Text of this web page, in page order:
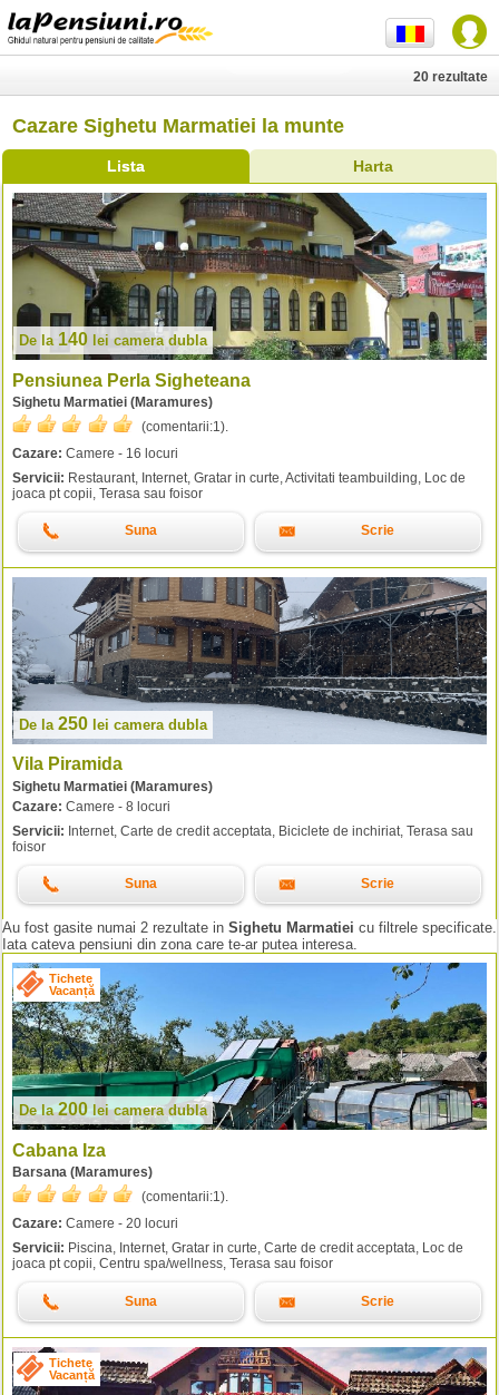
Cazare Sighetu Marmatiei la munte
Lista Harta
20 rezultate
De la 140 lei camera dubla
Pensiunea Perla Sigheteana
Sighetu Marmatiei (Maramures)
(comentarii:1).
Cazare: Camere - 16 locuri
Servicii: Restaurant, Internet, Gratar in curte, Activitati teambuilding, Loc de
joaca pt copii, Terasa sau foisor
Suna Scrie
De la 250 lei camera dubla
Vila Piramida
Sighetu Marmatiei (Maramures)
Cazare: Camere - 8 locuri
Servicii: Internet, Carte de credit acceptata, Biciclete de inchiriat, Terasa sau
foisor
Suna Scrie
Au fost gasite numai 2 rezultate in Sighetu Marmatiei cu filtrele specificate.
Iata cateva pensiuni din zona care te-ar putea interesa.
Tichete
Vacanță
De la200 leicamera dubla
Cabana Iza
Barsana (Maramures)
(comentarii:1).
Cazare: Camere - 20 locuri
Servicii: Piscina, Internet, Gratar in curte, Carte de credit acceptata, Loc de
joaca pt copii, Centru spa/wellness, Terasa sau foisor
Suna Scrie
Tichete
Vacanță